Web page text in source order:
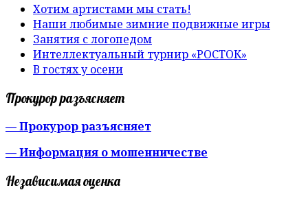
Хотим артистами мы стать!
Наши любимые зимние подвижные игры
Занятия с логопедом
Интеллектуальный турнир «РОСТОК»
В гостях у осени
Прокурор разъясняет
— Прокурор разъясняет
— Информация о мошенничестве
Независимая оценка